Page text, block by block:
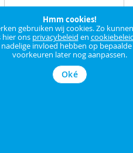
Hmm cookies!
gebruiken wij cookies. Zo
hier ons privacybeleid en
invloed hebben op
voorkeuren later nog aanpassen.
Oké
AAN
VERLANGLIJST
TE
VERGELIJKEN